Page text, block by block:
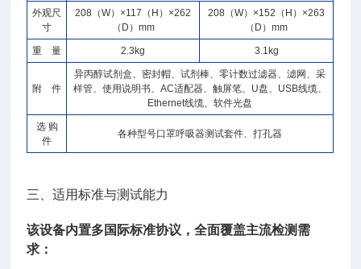
外观尺
寸
208（W）×117（H）×262
（D）mm
208（W）×152（H）×263
（D）mm
重 量 2.3kg 3.1kg
附 件
异丙醇试剂盒、密封帽、试剂棒、零计数过滤器、滤网、采
样管、使用说明书、AC适配器、触屏笔、U盘、USB线缆、
Ethernet线缆、软件光盘
选 购
件
各种型号口罩呼吸器测试套件、打孔器
三、适用标准与测试能力
该设备内置多国际标准协议，全面覆盖主流检测需
求：